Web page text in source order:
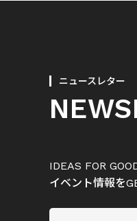
ニュースレター
IDEAS FOR
イベント情報を